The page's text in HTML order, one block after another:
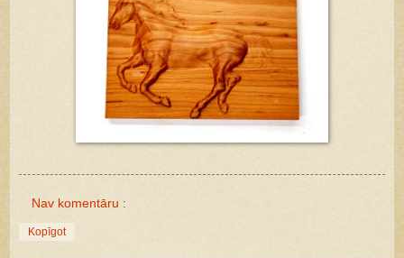
Nav komentāru :
Kopīgot